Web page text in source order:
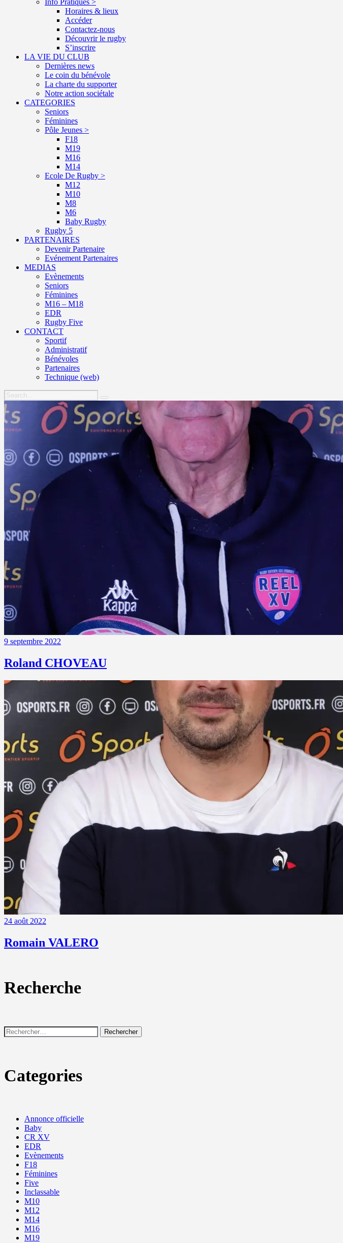
Info Pratiques >
Horaires & lieux
Accéder
Contactez-nous
Découvrir le rugby
S’inscrire
LA VIE DU CLUB
Dernières news
Le coin du bénévole
La charte du supporter
Notre action sociétale
CATEGORIES
Seniors
Féminines
Pôle Jeunes >
F18
M19
M16
M14
Ecole De Rugby >
M12
M10
M8
M6
Baby Rugby
Rugby 5
PARTENAIRES
Devenir Partenaire
Evénement Partenaires
MEDIAS
Evènements
Seniors
Féminines
M16 – M18
EDR
Rugby Five
CONTACT
Sportif
Administratif
Bénévoles
Partenaires
Technique (web)
9 septembre 2022
Roland CHOVEAU
24 août 2022
Romain VALERO
Recherche
Rechercher :
Categories
Annonce officielle
Baby
CR XV
EDR
Evènements
F18
Féminines
Five
Inclassable
M10
M12
M14
M16
M19